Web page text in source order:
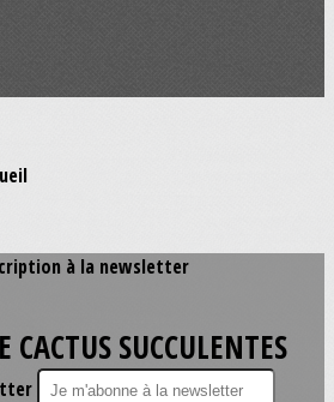
à la newsletter
SUCCULENTES